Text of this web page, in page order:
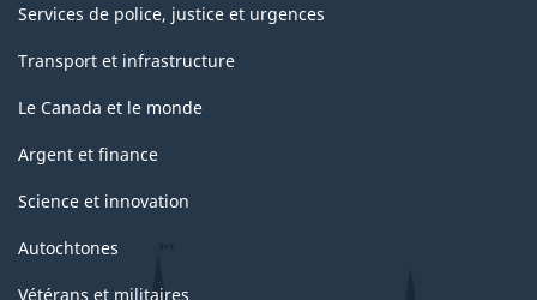
Services de police, justice et urgences
Transport et infrastructure
Le Canada et le monde
Argent et finance
Science et innovation
Autochtones
Vétérans et militaires